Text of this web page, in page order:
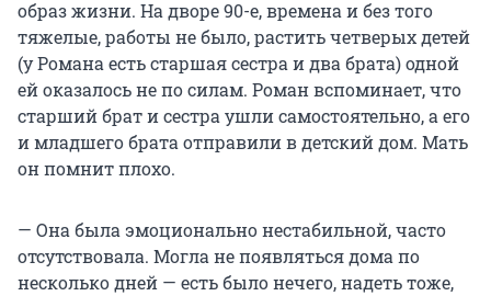
образ жизни. На дворе 90-е, времена и без того
тяжелые, работы не было, растить четверых детей
(у Романа есть старшая сестра и два брата) одной
ей оказалось не по силам. Роман вспоминает, что
старший брат и сестра ушли самостоятельно, а его
и младшего брата отправили в детский дом. Мать
он помнит плохо.
— Она была эмоционально нестабильной, часто
отсутствовала. Могла не появляться дома по
несколько дней — есть было нечего, надеть тоже,